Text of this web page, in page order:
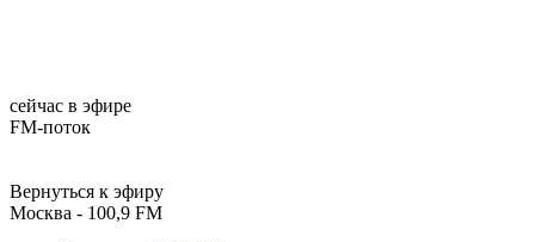
сейчас в эфире
FM-поток
Вернуться к эфиру
Москва - 100,9 FM